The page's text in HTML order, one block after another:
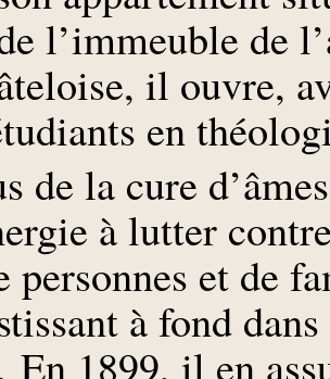
l’immeuble de
il ouvre,
en
de la cure
à lutter
personnes et de
à fond
En 1899, il en